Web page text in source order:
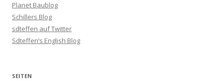
Planet Baublog
Schillers Blog
sdteffen auf Twitter
Sdteffen’s English Blog
SEITEN